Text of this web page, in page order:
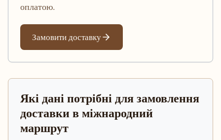
оплатою.
Замовити доставку
Які дані потрібні для замовлення
доставки в міжнародний
маршрут